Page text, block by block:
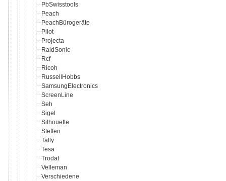
PbSwisstools
Peach
PeachBürogeräte
Pilot
Projecta
RaidSonic
Rcf
Ricoh
RussellHobbs
SamsungElectronics
ScreenLine
Seh
Sigel
Silhouette
Steffen
Tally
Tesa
Trodat
Velleman
Verschiedene